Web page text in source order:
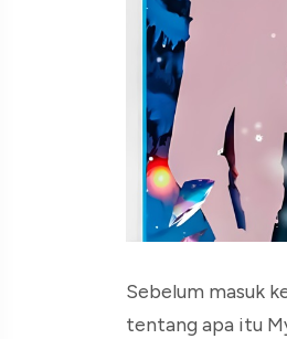
Sebelum masuk
tentang apa itu